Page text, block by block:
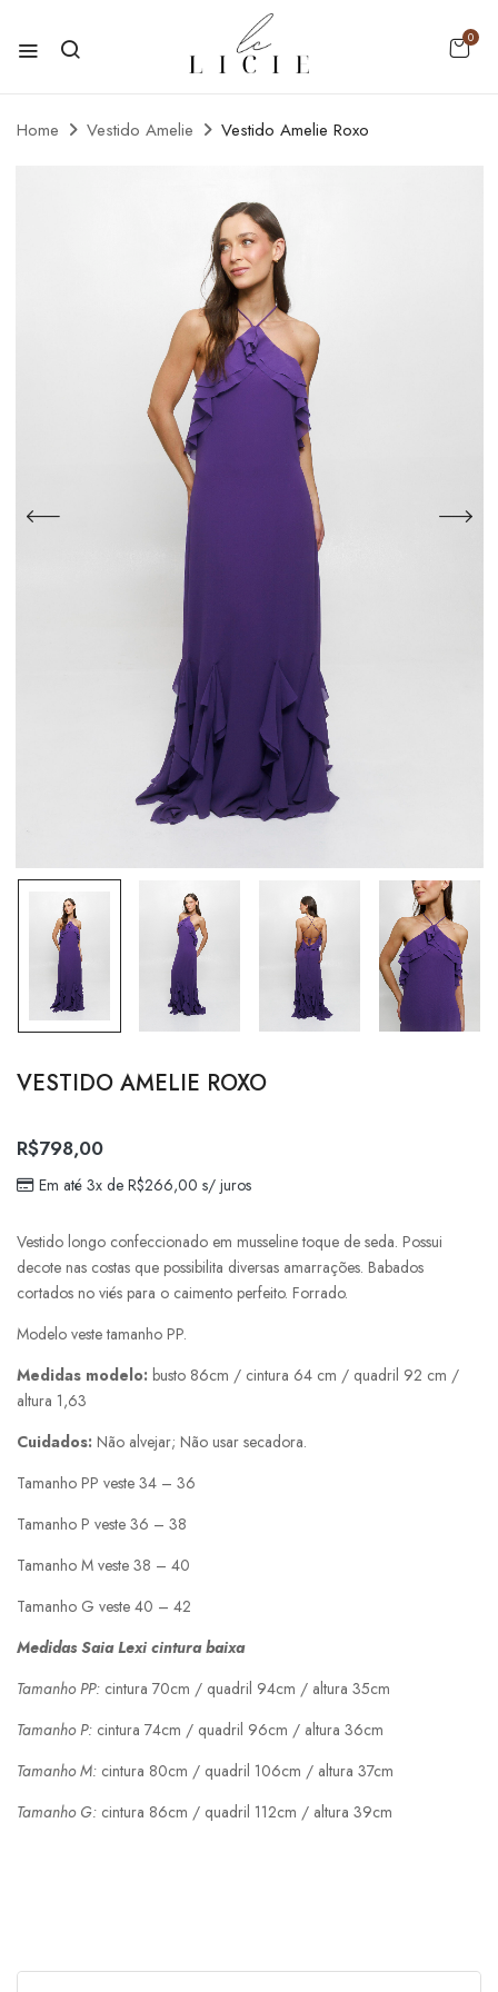
0
Home Vestido Amelie Vestido Amelie Roxo
VESTIDO AMELIE ROXO
R$798,00
Em até 3x de R$266,00 s/ juros
Vestido longo confeccionado em musseline toque de seda. Possui
decote nas costas que possibilita diversas amarrações. Babados
cortados no viés para o caimento perfeito. Forrado.
Modelo veste tamanho PP.
Medidas modelo: busto 86cm / cintura 64 cm / quadril 92 cm /
altura 1,63
Cuidados: Não alvejar; Não usar secadora.
Tamanho PP veste 34 – 36
Tamanho P veste 36 – 38
Tamanho M veste 38 – 40
Tamanho G veste 40 – 42
Medidas Saia Lexi cintura baixa
Tamanho PP: cintura 70cm / quadril 94cm / altura 35cm
Tamanho P: cintura 74cm / quadril 96cm / altura 36cm
Tamanho M: cintura 80cm / quadril 106cm / altura 37cm
Tamanho G: cintura 86cm / quadril 112cm / altura 39cm